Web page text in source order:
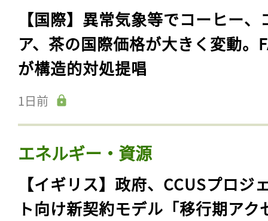
【国際】異常気象等でコーヒー、
ア、茶の国際価格が大きく変動。
が構造的対処提唱
1日前
エネルギー・資源
【イギリス】政府、CCUSプロジ
ト向け新契約モデル「移行期アク